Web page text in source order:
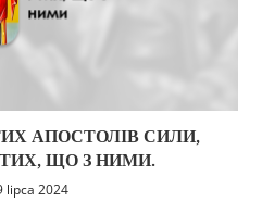
АПОСТОЛІВ СИЛИ,
ЩО З НИМИ.
lipca 2024